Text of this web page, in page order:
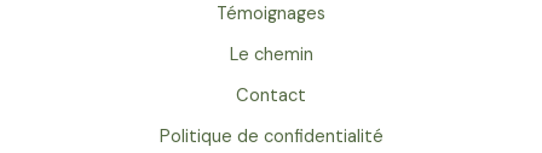
Témoignages
Le chemin
Contact
Politique de confidentialité